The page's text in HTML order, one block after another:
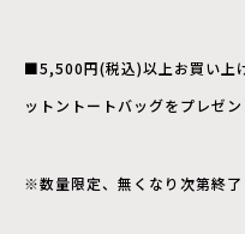
■5,500円(税込)以上お買い上
ットントートバッグをプレゼン
※数量限定、無くなり次第終了